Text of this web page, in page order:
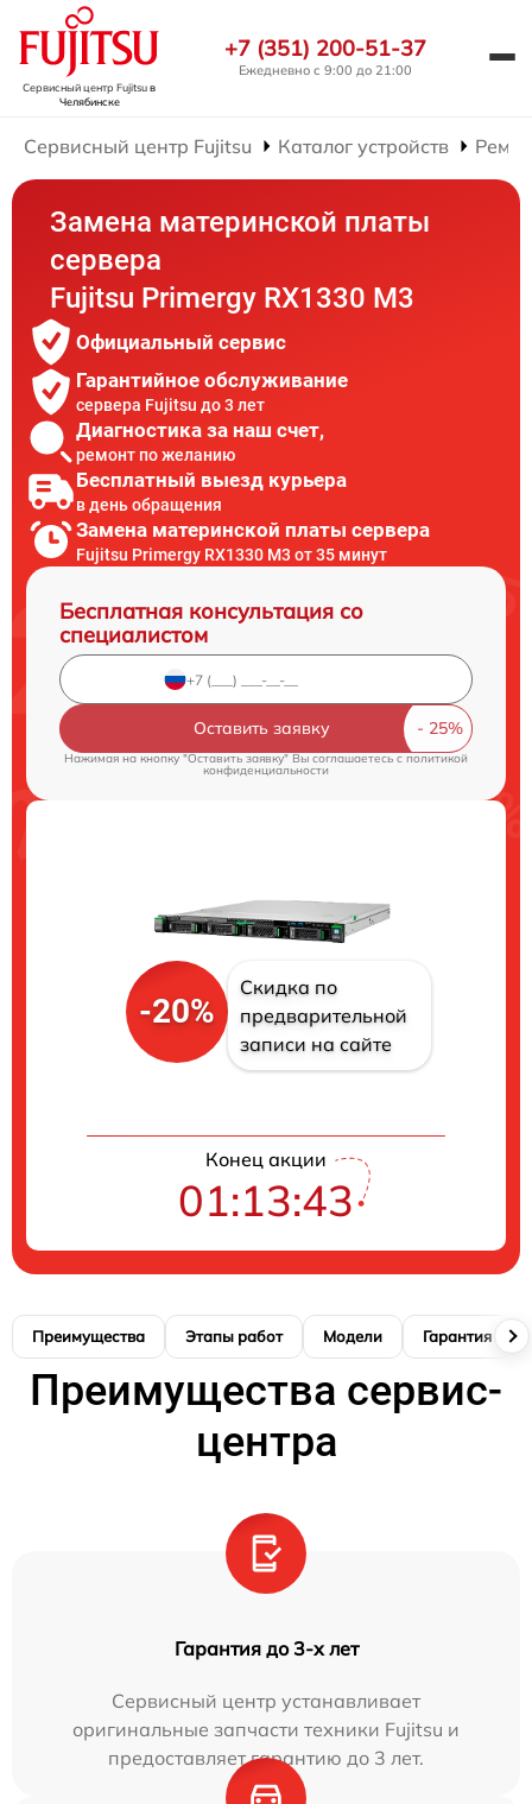
Сервисный центр Fujitsuв
Челябинске
+7 (351) 200-51-37
Ежедневно с 9:00 до 21:00
Сервисный центр Fujitsu Каталог устройств
Замена материнской платы
сервера
Fujitsu Primergy RX1330 M3
Официальный сервис
Гарантийное обслуживание
сервера Fujitsu до 3 лет
Диагностика за наш счет,
ремонт по желанию
Бесплатный выезд курьера
в день обращения
Замена материнской платы сервера
Fujitsu Primergy RX1330 M3 от 35 минут
Бесплатная консультация со
специалистом
Оставить заявку
Нажимая на кнопку "Оставить заявку" Вы соглашаетесь cполитикой
конфиденциальности
-20%
Скидка по
предварительной
записи на сайте
Конец акции
01:13:42
Преимущества Этапы работ Модели Гарантия
Преимущества сервис-
центра
Гарантия до 3-х лет
Сервисный центр устанавливает
оригинальные запчасти техники Fujitsu и
предоставляет гарантию до 3 лет.